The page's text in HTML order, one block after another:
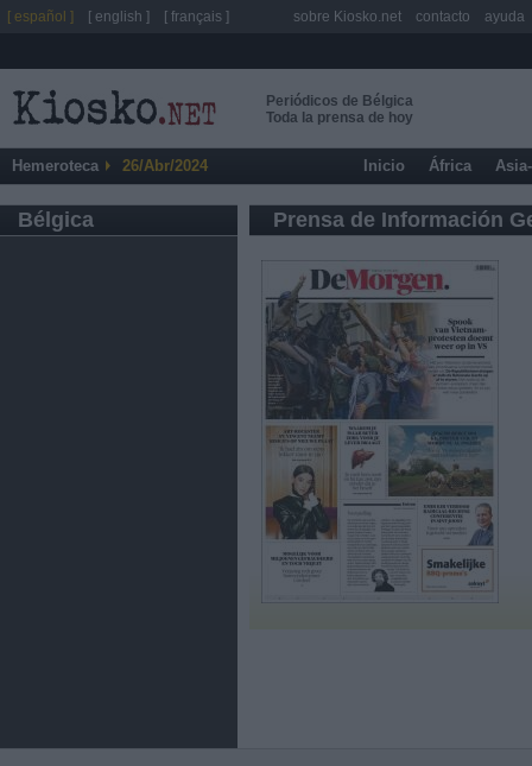
Periódicos de Bélgica
Toda la prensa de hoy
Hemeroteca 26/Abr/2024 Inicio África
Bélgica Prensa de Información
[ español ] [ english ] [ français ] sobre Kiosko.net contacto ayuda